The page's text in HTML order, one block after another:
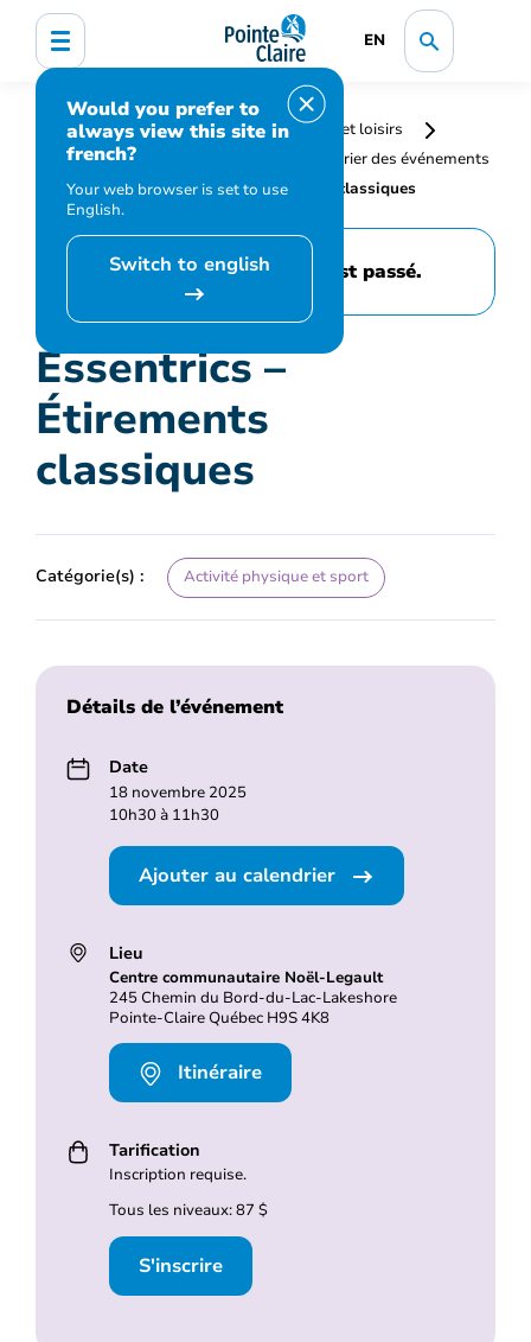
EN
Would you prefer to
always view this site in
french?
Your web browser is set to use
English.
Switch to english
Accueil
Bibliothèque, culture, sports et loisirs
Programmation et inscription
Calendrier des événements
et activités
Essentrics – Étirements classiques
Cet événement est passé.
Essentrics –
Étirements
classiques
Catégorie(s) : Activité physique et sport
Détails de l’événement
Date
18 novembre 2025
10h30 à 11h30
Ajouter au calendrier
Lieu
Centre communautaire Noël-Legault
245 Chemin du Bord-du-Lac-Lakeshore
Pointe-Claire Québec H9S 4K8
Itinéraire
Tarification
Inscription requise.
Tous les niveaux: 87 $
S'inscrire